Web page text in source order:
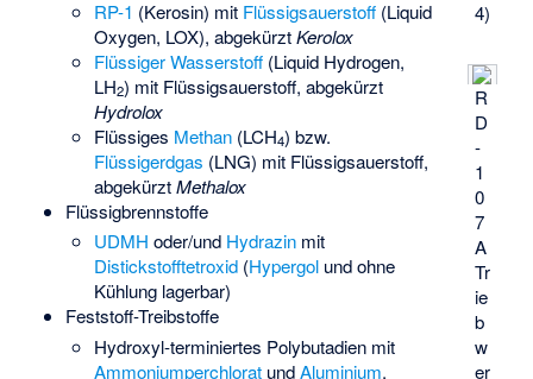
4)
R
D
-
1
0
7
A
Tr
ie
b
w
er
RP-1 (Kerosin) mit Flüssigsauerstoff (Liquid
Oxygen, LOX), abgekürztKerolox
Flüssiger Wasserstoff (Liquid Hydrogen,
LH2) mit Flüssigsauerstoff, abgekürzt
Hydrolox
Flüssiges Methan (LCH4) bzw.
Flüssigerdgas (LNG) mit Flüssigsauerstoff,
abgekürztMethalox
Flüssigbrennstoffe
UDMH oder/und Hydrazin mit
Distickstofftetroxid (Hypergol und ohne
Kühlung lagerbar)
Feststoff-Treibstoffe
Hydroxyl-terminiertes Polybutadien mit
Ammoniumperchlorat undAluminium,